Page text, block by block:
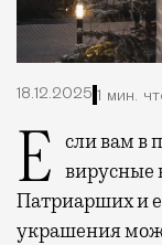
18.12.2025 1 мин.
Если вам в последнее время попадались вирусные
Патриарших и
украшения